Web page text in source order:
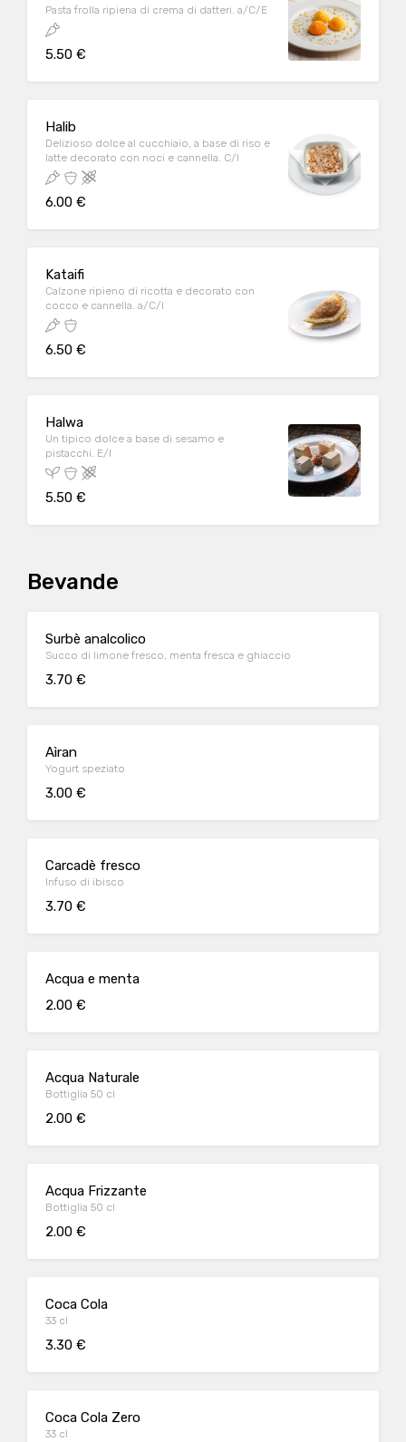
Pasta frolla ripiena di crema di datteri. a/C/E
5.50 €
Halib
Delizioso dolce al cucchiaio, a base di riso e
latte decorato con noci e cannella. C/I
6.00 €
Kataifi
Calzone ripieno di ricotta e decorato con
cocco e cannella. a/C/I
6.50 €
Halwa
Un tipico dolce a base di sesamo e
pistacchi. E/I
5.50 €
Bevande
Surbè analcolico
Succo di limone fresco, menta fresca e ghiaccio
3.70 €
Aìran
Yogurt speziato
3.00 €
Carcadè fresco
Infuso di ibisco
3.70 €
Acqua e menta
2.00 €
Acqua Naturale
Bottiglia 50 cl
2.00 €
Acqua Frizzante
Bottiglia 50 cl
2.00 €
Coca Cola
33 cl
3.30 €
Coca Cola Zero
33 cl